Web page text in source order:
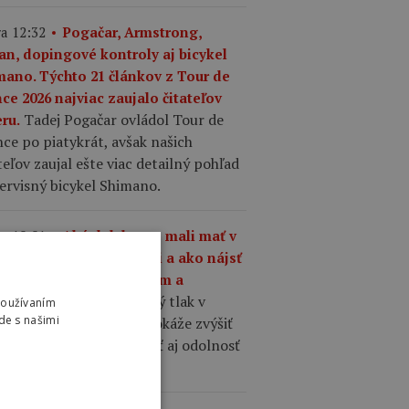
12:32
Pogačar, Armstrong,
dopingové kontroly aj bicykel
Týchto 21 článkov z Tour de
2026 najviac zaujalo čitateľov
Tadej Pogačar ovládol Tour de
po piatykrát, avšak našich
zaujal ešte viac detailný pohľad
bicykel Shimano.
10:01
Aký tlak by ste mali mať v
na cestnom bicykli a ako nájsť
medzi komfortom a
Správne zvolený tlak v
cestného bicykla dokáže zvýšiť
komfort, priľnavosť aj odolnosť
s našimi